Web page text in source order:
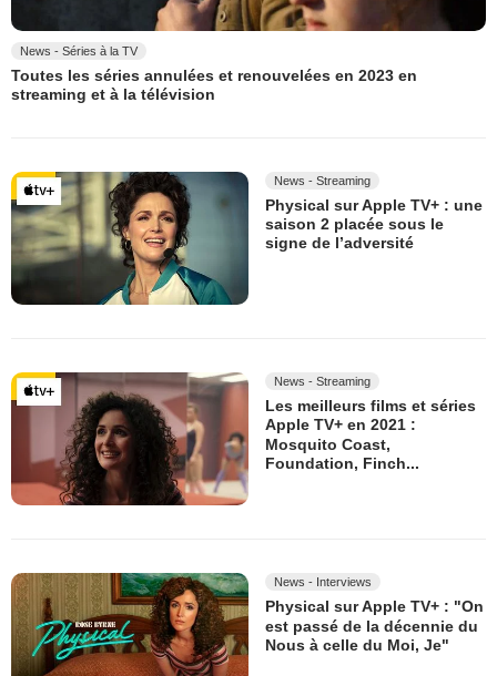
News - Séries à la TV
Toutes les séries annulées et renouvelées en 2023 en
streaming et à la télévision
News - Streaming
Physical sur Apple TV+ : une
saison 2 placée sous le
signe de l’adversité
News - Streaming
Les meilleurs films et séries
Apple TV+ en 2021 :
Mosquito Coast,
Foundation, Finch...
News - Interviews
Physical sur Apple TV+ : "On
est passé de la décennie du
Nous à celle du Moi, Je"